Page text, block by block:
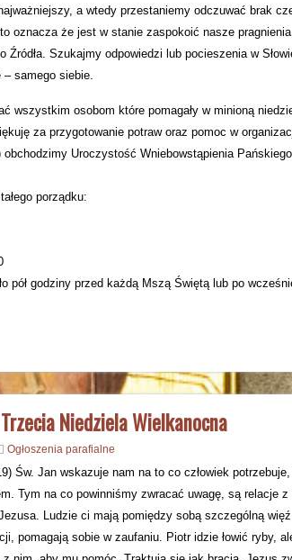
a wtedy przestaniemy odczuwać brak
oznacza że jest w stanie zaspokoić nasze
Szukajmy odpowiedzi lub pocieszenia w
– samego siebie.
wszystkim osobom które pomagały w minioną
za przygotowanie potraw oraz pomoc w
Uroczystość Wniebowstąpienia
porządku:
pół godziny przed każdą Mszą Świętą lub po
Niedziela Wielkanocna
Ogłoszenia parafialne
Św. Jan wskazuje nam na to co człowiek
Tym na co powinniśmy zwracać uwagę, są relacje z
Ludzie ci mają pomiędzy sobą szczególną
pomagają sobie w zaufaniu. Piotr idzie łowić ryby,